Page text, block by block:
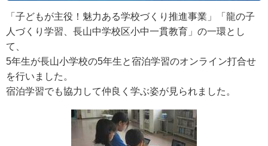
「子どもが主役！魅力ある学校づくり推進事業」「龍の子
人づくり学習、長山中学校区小中一貫教育」の一環とし
て、
5年生が長山小学校の5年生と宿泊学習のオンライン打合せ
を行いました。
宿泊学習でも協力して仲良く学ぶ姿が見られました。